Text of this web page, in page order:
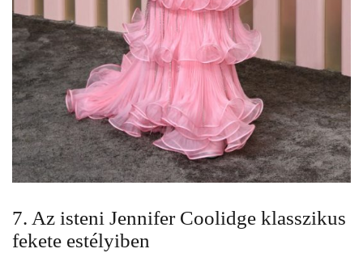
7. Az isteni Jennifer Coolidge klasszikus
fekete estélyiben